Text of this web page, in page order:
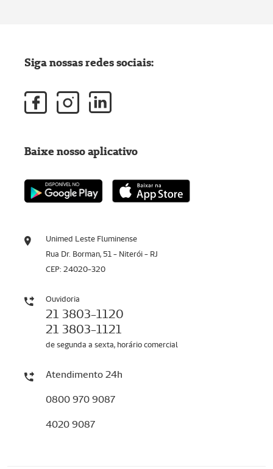
Unimed Leste Fluminense
Rua Dr. Borman, 51 - Niterói - RJ
CEP: 24020-320
Ouvidoria
21 3803-1120
21 3803-1121
de segunda a sexta, horário comercial
Atendimento 24h
0800 970 9087
4020 9087
Siga nossas redes sociais:
Baixe nosso aplicativo